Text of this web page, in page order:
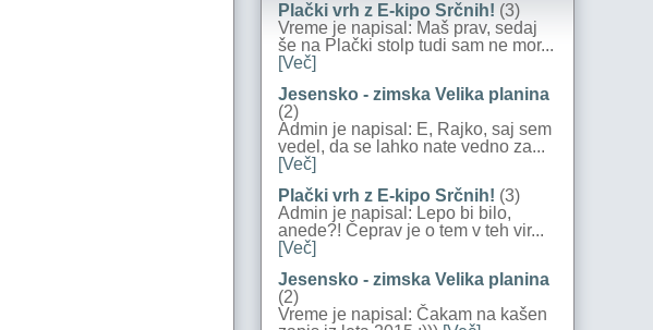
Plački vrh z E-kipo Srčnih! (3)
Vreme je napisal: Maš prav, sedaj
še na Plački stolp tudi sam ne mor...
[Več]
Jesensko - zimska Velika planina
(2)
Admin je napisal: E, Rajko, saj sem
vedel, da se lahko nate vedno za...
[Več]
Plački vrh z E-kipo Srčnih! (3)
Admin je napisal: Lepo bi bilo,
anede?! Čeprav je o tem v teh vir...
[Več]
Jesensko - zimska Velika planina
(2)
Vreme je napisal: Čakam na kašen